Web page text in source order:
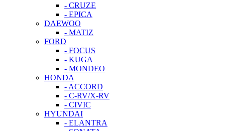
- CRUZE
- EPICA
DAEWOO
- MATIZ
FORD
- FOCUS
- KUGA
- MONDEO
HONDA
- ACCORD
- C-RV/X-RV
- CIVIC
HYUNDAI
- ELANTRA